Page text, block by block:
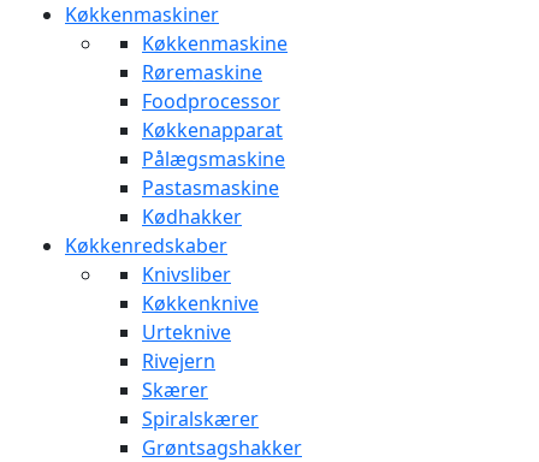
Køkkenmaskiner
Køkkenmaskine
Røremaskine
Foodprocessor
Køkkenapparat
Pålægsmaskine
Pastasmaskine
Kødhakker
Køkkenredskaber
Knivsliber
Køkkenknive
Urteknive
Rivejern
Skærer
Spiralskærer
Grøntsagshakker